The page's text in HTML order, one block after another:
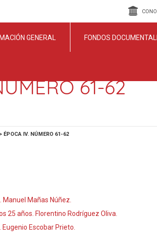
GENERAL FONDOS
61-62
> ÉPOCA IV. NÚMERO 61-62
Manuel Mañas Núñez.
25 años. Florentino Rodríguez Oliva.
Escobar Prieto.